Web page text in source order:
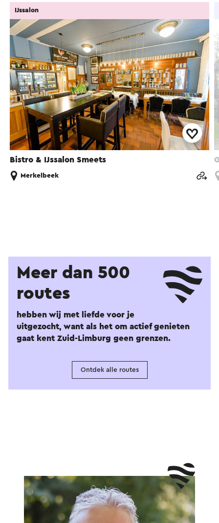
Bistro & IJssalon Smeets
IJssalon
Merkelbeek
Meer dan 500
routes
hebben wij met liefde voor je
uitgezocht, want als het om actief genieten
gaat kent Zuid-Limburg geen grenzen.
Ontdek alle routes